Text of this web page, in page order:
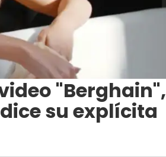
"Berghain",
su explícita